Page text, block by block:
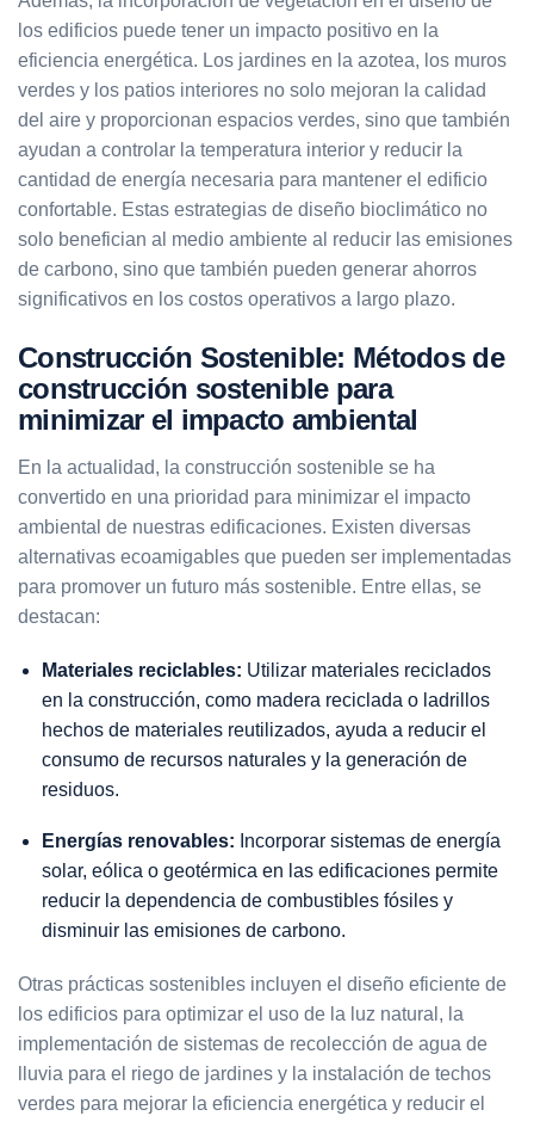
los edificios puede tener un impacto positivo en la
eficiencia energética. Los jardines en la azotea, los muros
verdes y los patios interiores no solo mejoran la calidad
del aire y proporcionan espacios verdes, sino que también
ayudan a controlar la temperatura interior y reducir la
cantidad de energía necesaria para mantener el edificio
confortable. Estas estrategias de diseño bioclimático no
solo benefician al medio ambiente al reducir las emisiones
de carbono, sino que también pueden generar ahorros
significativos en los costos operativos a largo plazo.
Construcción Sostenible: Métodos de
construcción sostenible para
minimizar el impacto ambiental
En la actualidad, la construcción sostenible se ha
convertido en una prioridad para minimizar el impacto
ambiental de nuestras edificaciones. Existen diversas
alternativas ecoamigables que pueden ser implementadas
para promover un futuro más sostenible. Entre ellas, se
destacan:
Materiales reciclables: Utilizar materiales reciclados
en la construcción, como madera reciclada o ladrillos
hechos de materiales reutilizados, ayuda a reducir el
consumo de recursos naturales y la generación de
residuos.
Energías renovables: Incorporar sistemas de energía
solar, eólica o geotérmica en las edificaciones permite
reducir la dependencia de combustibles fósiles y
disminuir las emisiones de carbono.
Otras prácticas sostenibles incluyen el diseño eficiente de
los edificios para optimizar el uso de la luz natural, la
implementación de sistemas de recolección de agua de
lluvia para el riego de jardines y la instalación de techos
verdes para mejorar la eficiencia energética y reducir el